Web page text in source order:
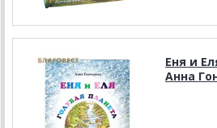
Еня и
Анна